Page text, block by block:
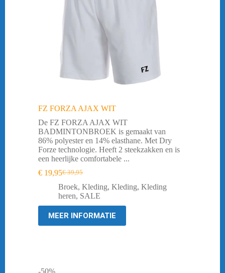
FZ FORZA AJAX WIT
De FZ FORZA AJAX WIT
BADMINTONBROEK is gemaakt van
86% polyester en 14% elasthane. Met Dry
Forze technologie. Heeft 2 steekzakken en is
een heerlijke comfortabele ...
€39,95
Oorspronkelijke
prijs
was:
€ 19,95Huidige
prijs
is:
Broek, Kleding, Kleding, Kleding
heren, SALE
MEER INFORMATIE
-50%